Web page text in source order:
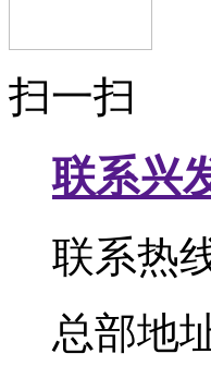
扫一扫
联系兴
联系热
总部地